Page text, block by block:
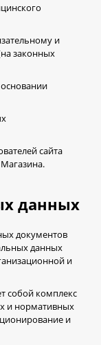
и
законных
сайта
данных
документов
данных
и
собой комплекс
и нормативных
и